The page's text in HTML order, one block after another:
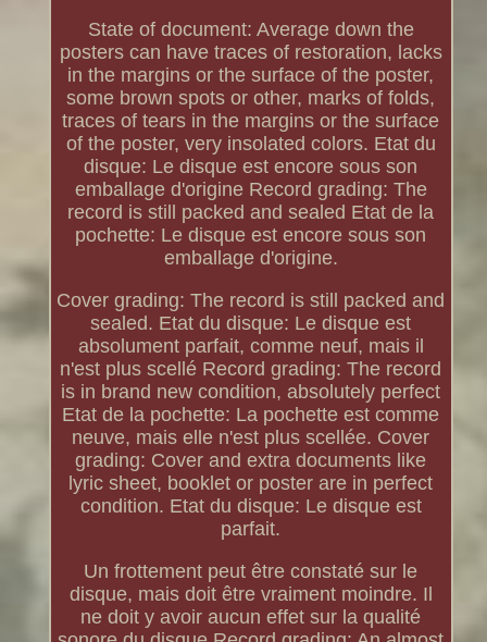
State of document: Average down the
posters can have traces of restoration, lacks
in the margins or the surface of the poster,
some brown spots or other, marks of folds,
traces of tears in the margins or the surface
of the poster, very insolated colors. Etat du
disque: Le disque est encore sous son
emballage d'origine Record grading: The
record is still packed and sealed Etat de la
pochette: Le disque est encore sous son
emballage d'origine.
Cover grading: The record is still packed and
sealed. Etat du disque: Le disque est
absolument parfait, comme neuf, mais il
n'est plus scellé Record grading: The record
is in brand new condition, absolutely perfect
Etat de la pochette: La pochette est comme
neuve, mais elle n'est plus scellée. Cover
grading: Cover and extra documents like
lyric sheet, booklet or poster are in perfect
condition. Etat du disque: Le disque est
parfait.
Un frottement peut être constaté sur le
disque, mais doit être vraiment moindre. Il
ne doit y avoir aucun effet sur la qualité